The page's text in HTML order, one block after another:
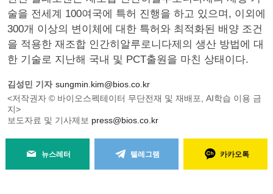
술을 전세계 100여국에 특허 진행을 하고 있으며, 이외에
300개 이상의 변이체에 대한 특허와 최적화된 배양 조건
을 적용한 재조합 인간히알루로니다제의 생산 방법에 대
한 기술로 지난해 국내 및 PCT출원을 마친 상태이다.
김성민 기자 sungmin.kim@bios.co.kr
<저작권자 © 바이오스펙테이터 무단전재 및 재배포, AI학습 이용 금
지>
보도자료 및 기사제보 press@bios.co.kr
뉴스레터 텔레그램 카카오톡